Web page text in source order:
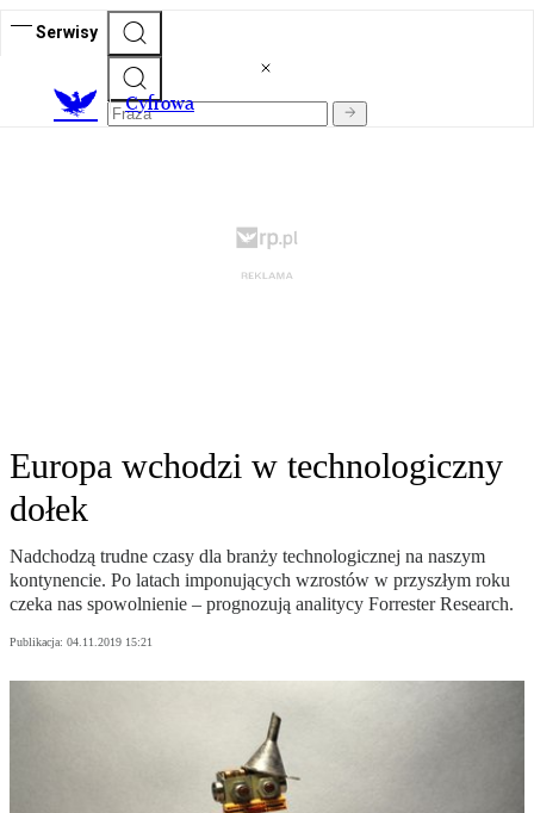
Serwisy
Cyfrowa
Europa wchodzi w technologiczny
dołek
Nadchodzą trudne czasy dla branży technologicznej na naszym
kontynencie. Po latach imponujących wzrostów w przyszłym roku
czeka nas spowolnienie – prognozują analitycy Forrester Research.
Publikacja: 04.11.2019 15:21